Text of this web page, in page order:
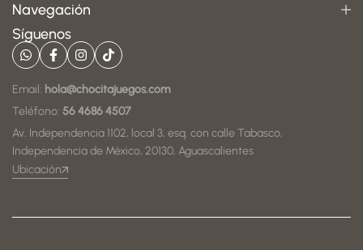
Navegación
Síguenos
Email: hola@chocitajuegos.com
Teléfono: 56 4686 4507
Av. Independencia 1102, local 3, esq. con calle Tabasco,
Independencia de México, 20130, Aguascalientes
Ubicación